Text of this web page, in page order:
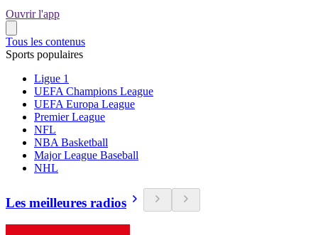
Ouvrir l'app
Tous les contenus
Sports populaires
Ligue 1
UEFA Champions League
UEFA Europa League
Premier League
NFL
NBA Basketball
Major League Baseball
NHL
Les meilleures radios